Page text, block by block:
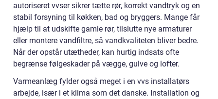
autoriseret vvser sikrer tætte rør, korrekt vandtryk og en
stabil forsyning til køkken, bad og bryggers. Mange får
hjælp til at udskifte gamle rør, tilslutte nye armaturer
eller montere vandfiltre, så vandkvaliteten bliver bedre.
Når der opstår utætheder, kan hurtig indsats ofte
begrænse følgeskader på vægge, gulve og lofter.
Varmeanlæg fylder også meget i en vvs installatørs
arbejde, især i et klima som det danske. Installation og